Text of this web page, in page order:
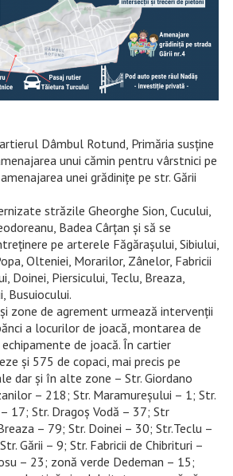
Dâmbul Rotund, Primăria susține
unui cămin pentru vârstnici pe
unei grădinițe pe str. Gării
străzile Gheorghe Sion, Cucului,
Badea Cârțan și să se
pe arterele Făgăraşului, Sibiului,
Olteniei, Morarilor, Zânelor, Fabricii
Doinei, Piersicului, Teclu, Breaza,
Busuiocului.
zone de agrement urmează intervenții
a locurilor de joacă, montarea de
de joacă. În cartier
și 575 de copaci, mai precis pe
dar și în alte zone – Str. Giordano
– 218; Str. Maramureșului – 1; Str.
17; Str. Dragoș Vodă – 37; Str
– 79; Str. Doinei – 30; Str.Teclu –
Gării – 9; Str. Fabricii de Chibrituri –
– 23; zonă verde Dedeman – 15;